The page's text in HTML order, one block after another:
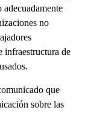
adecuadamente
no
infraestructura de
que
sobre las